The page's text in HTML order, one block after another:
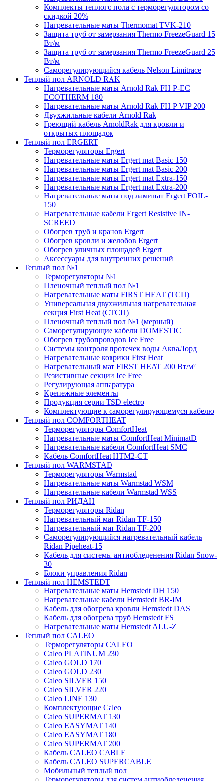
Комплекты теплого пола с терморегулятором со
скидкой 20%
Нагревательные маты Thermomat TVK-210
Защита труб от замерзания Thermo FreezeGuard 15
Вт/м
Защита труб от замерзания Thermo FreezeGuard 25
Вт/м
Саморегулирующийся кабель Nelson Limitrace
Теплый пол ARNOLD RAK
Нагревательные маты Arnold Rak FH P-EC
ECOTHERM 180
Нагревательные маты Arnold Rak FH P VIP 200
Двухжильные кабели Arnold Rak
Греющий кабель ArnoldRak для кровли и
открытых площадок
Теплый пол ERGERT
Терморегуляторы Ergert
Нагревательные маты Ergert mat Basic 150
Нагревательные маты Ergert mat Basic 200
Нагревательные маты Ergert mat Extra-150
Нагревательные маты Ergert mat Extra-200
Нагревательные маты под ламинат Ergert FOIL-
150
Нагревательные кабели Ergert Resistive IN-
SCREED
Обогрев труб и кранов Ergert
Обогрев кровли и желобов Ergert
Обогрев уличных площадей Ergert
Аксессуары для внутренних решений
Теплый пол №1
Терморегуляторы №1
Пленочный теплый пол №1
Нагревательные маты FIRST HEAT (ТСП)
Универсальная двухжильная нагревательная
секция First Heat (СТСП)
Пленочный теплый пол №1 (мерный)
Саморегулирующие кабели DOMESTIC
Обогрев трубопроводов Ice Free
Системы контроля протечек воды АкваЛорд
Нагревательные коврики First Heat
Нагревательный мат FIRST HEAT 200 Вт/м²
Резистивные секции Ice Free
Регулирующая аппаратура
Крепежные элементы
Продукция серии TSD electro
Комплектующие к саморегулирующемуся кабелю
Теплый пол COMFORTHEAT
Терморегуляторы ComfortHeat
Нагревательные маты ComfortHeat MinimatD
Нагревательные кабели ComfortHeat SMC
Кабель ComfortHeat HTM2-CT
Теплый пол WARMSTAD
Терморегуляторы Warmstad
Нагревательные маты Warmstad WSM
Нагревательные кабели Warmstad WSS
Теплый пол РИДАН
Терморегуляторы Ridan
Нагревательный мат Ridan TF-150
Нагревательный мат Ridan TF-200
Саморегулирующийся нагревательный кабель
Ridan Pipeheat-15
Кабель для системы антиобледенения Ridan Snow-
30
Блоки управления Ridan
Теплый пол HEMSTEDT
Нагревательные маты Hemstedt DH 150
Нагревательные кабели Hemstedt BR-IM
Кабель для обогрева кровли Hemstedt DAS
Кабель для обогрева труб Hemstedt FS
Нагревательные маты Hemstedt ALU-Z
Теплый пол CALEO
Терморегуляторы CALEO
Caleo PLATINUM 230
Caleo GOLD 170
Caleo GOLD 230
Caleo SILVER 150
Caleo SILVER 220
Caleo LINE 130
Комплектующие Caleo
Caleo SUPERMAT 130
Caleo EASYMAT 140
Caleo EASYMAT 180
Caleo SUPERMAT 200
Кабель CALEO CABLE
Кабель CALEO SUPERCABLE
Мобильный теплый пол
Терморегуляторы для систем антиобледенения